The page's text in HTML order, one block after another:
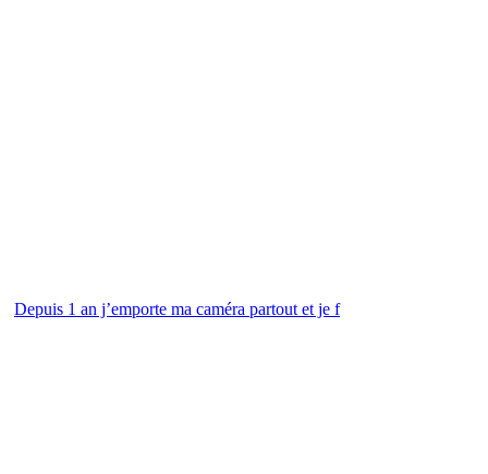
Depuis 1 an j’emporte ma caméra partout et je f